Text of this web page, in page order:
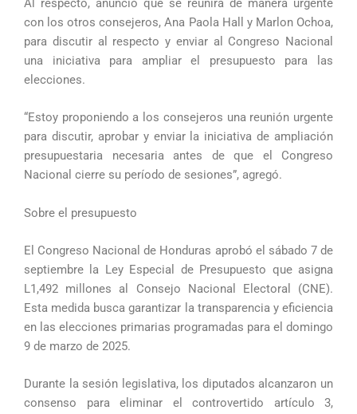
Al respecto, anunció que se reunirá de manera urgente
con los otros consejeros, Ana Paola Hall y Marlon Ochoa,
para discutir al respecto y enviar al Congreso Nacional
una iniciativa para ampliar el presupuesto para las
elecciones.
“Estoy proponiendo a los consejeros una reunión urgente
para discutir, aprobar y enviar la iniciativa de ampliación
presupuestaria necesaria antes de que el Congreso
Nacional cierre su período de sesiones”, agregó.
Sobre el presupuesto
El Congreso Nacional de Honduras aprobó el sábado 7 de
septiembre la Ley Especial de Presupuesto que asigna
L1,492 millones al Consejo Nacional Electoral (CNE).
Esta medida busca garantizar la transparencia y eficiencia
en las elecciones primarias programadas para el domingo
9 de marzo de 2025.
Durante la sesión legislativa, los diputados alcanzaron un
consenso para eliminar el controvertido artículo 3,